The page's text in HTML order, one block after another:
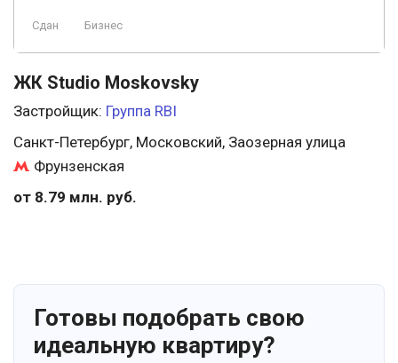
Сдан Бизнес
ЖК Studio Moskovsky
Застройщик: Группа RBI
Санкт-Петербург, Московский, Заозерная улица
Фрунзенская
от 8.79 млн. руб.
Готовы подобрать свою
идеальную квартиру?